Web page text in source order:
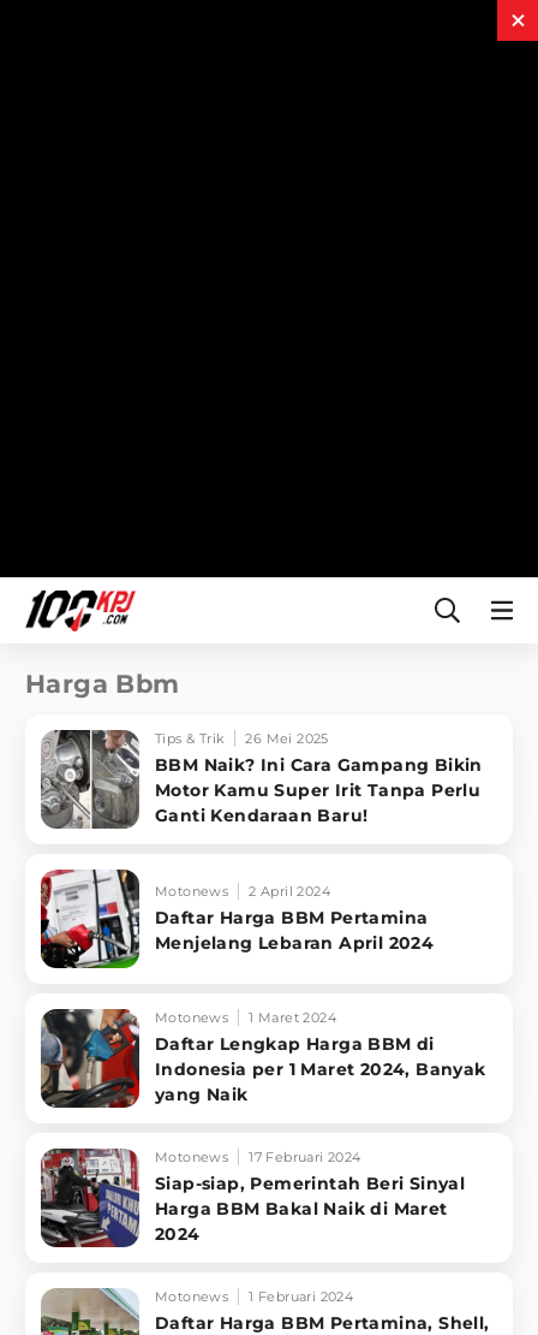
Harga Bbm
Tips & Trik 26 Mei 2025
BBM Naik? Ini Cara Gampang Bikin
Motor Kamu Super Irit Tanpa Perlu
Ganti Kendaraan Baru!
Motonews 2 April 2024
Daftar Harga BBM Pertamina
Menjelang Lebaran April 2024
Motonews 1 Maret 2024
Daftar Lengkap Harga BBM di
Indonesia per 1 Maret 2024, Banyak
yang Naik
Motonews 17 Februari 2024
Siap-siap, Pemerintah Beri Sinyal
Harga BBM Bakal Naik di Maret
2024
Motonews 1 Februari 2024
Daftar Harga BBM Pertamina, Shell,